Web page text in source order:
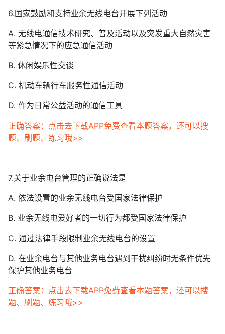
6.国家鼓励和支持业余无线电台开展下列活动
A. 无线电通信技术研究、普及活动以及突发重大自然灾害
等紧急情况下的应急通信活动
B. 休闲娱乐性交谈
C. 机动车辆行车服务性通信活动
D. 作为日常公益活动的通信工具
正确答案：点击去下载APP免费查看本题答案，还可以搜
题、刷题、练习哦>>
7.关于业余电台管理的正确说法是
A. 依法设置的业余无线电台受国家法律保护
B. 业余无线电爱好者的一切行为都受国家法律保护
C. 通过法律手段限制业余无线电台的设置
D. 在业余电台与其他业务电台遇到干扰纠纷时无条件优先
保护其他业务电台
正确答案：点击去下载APP免费查看本题答案，还可以搜
题、刷题、练习哦>>